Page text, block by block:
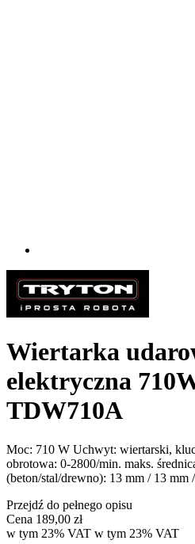
Wiertarka
elektryczna
TDW710A
Moc: 710 W Uchwyt: wiertarski,
obrotowa: 0-2800/min. maks.
(beton/stal/drewno): 13 mm / 13 mm
Przejdź do pełnego opisu
Cena 189,00 zł
w tym 23% VAT w tym 23% VAT